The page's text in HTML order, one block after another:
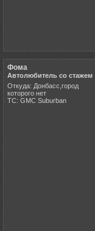
Фома
Автолюбитель со стажем
Откуда: Донбасс,город
которого нет
ТС: GMC Suburban